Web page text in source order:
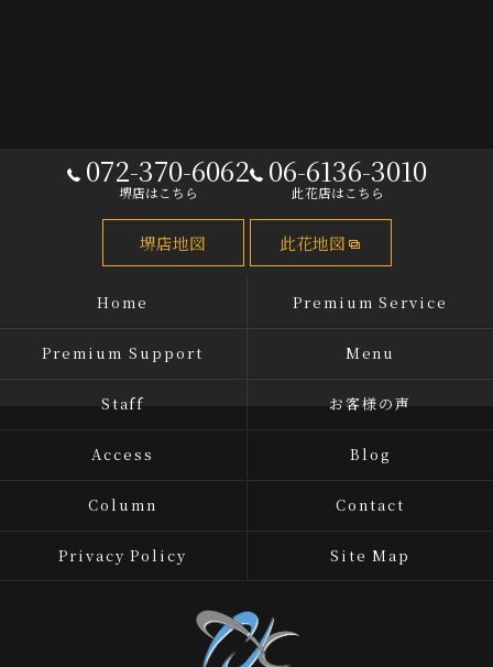
072-370-6062
堺店はこちら
06-6136-3010
此花店はこちら
堺店地図 此花地図
Home Premium Service
Premium Support Menu
Staff お客様の声
Access Blog
Column Contact
Privacy Policy Site Map